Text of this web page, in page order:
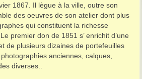
1867. Il lègue à la ville, outre son
des oeuvres de son atelier dont plus
qui constituent la richesse
premier don de 1851 s’ enrichit d’une
de plusieurs dizaines de portefeuilles
anciennes, calques,
diverses..